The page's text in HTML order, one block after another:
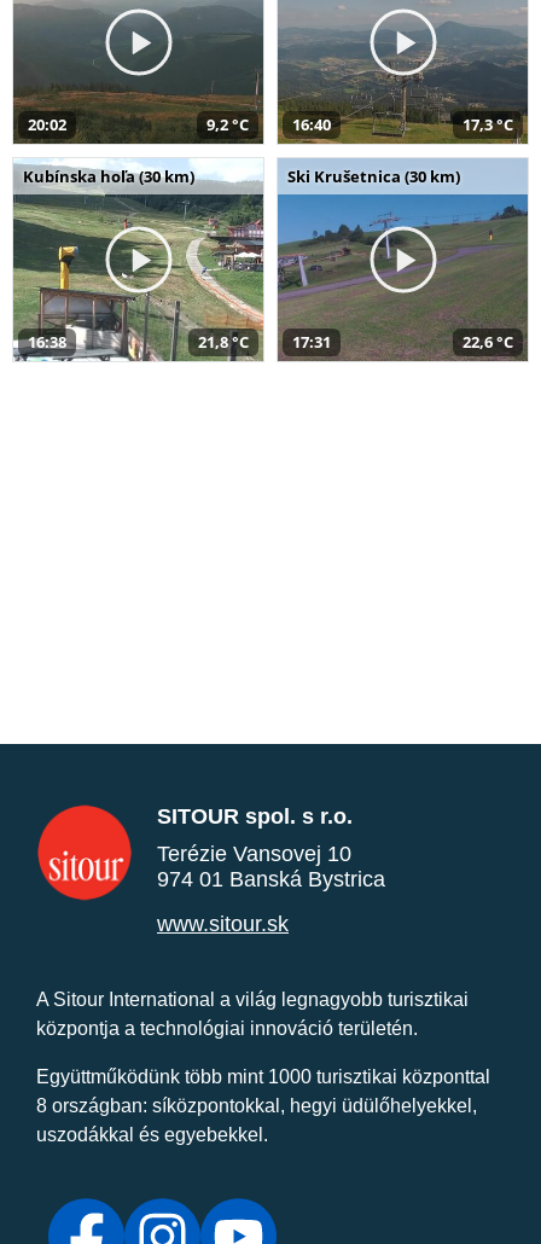
20:02 9,2 °C 16:40 17,3 °C
Kubínska hoľa (30 km)
16:38 21,8 °C
Ski Krušetnica (30 km)
17:31 22,6 °C
SITOUR spol. s r.o.
Terézie Vansovej 10
974 01 Banská Bystrica
www.sitour.sk
A Sitour International a világ legnagyobb turisztikai
központja a technológiai innováció területén.
Együttműködünk több mint 1000 turisztikai központtal
8 országban: síközpontokkal, hegyi üdülőhelyekkel,
uszodákkal és egyebekkel.